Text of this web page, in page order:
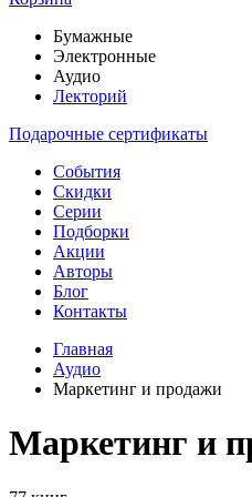
Бумажные
Электронные
Аудио
Лекторий
Подарочные сертификаты
События
Скидки
Серии
Подборки
Акции
Авторы
Блог
Контакты
Главная
Аудио
Маркетинг и продажи
Маркетинг и